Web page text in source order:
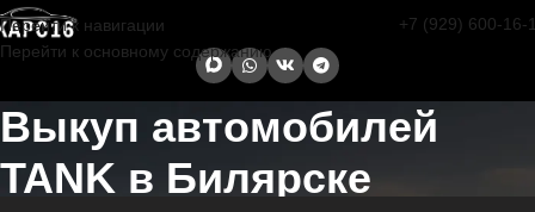
Перейти к навигации
Перейти к основному содержанию
+7 (929) 600-16-
Выкуп автомобилей
TANK в Билярске